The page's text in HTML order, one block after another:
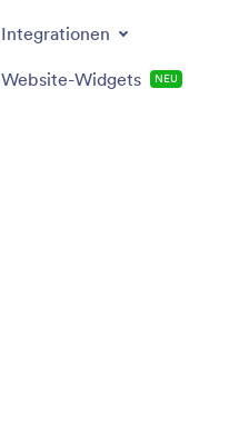
Integrationen
Website-Widgets NEU